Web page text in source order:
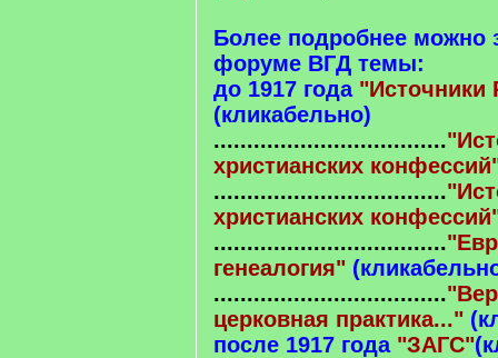
Более подробнее можно
форуме ВГД темы:
до 1917 года "Источники
(кликабельно)
...................................
христианских
...................................
христианских
...................................
генеалогия"
...................................
церковная практика..."
после 1917 года "ЗАГС"